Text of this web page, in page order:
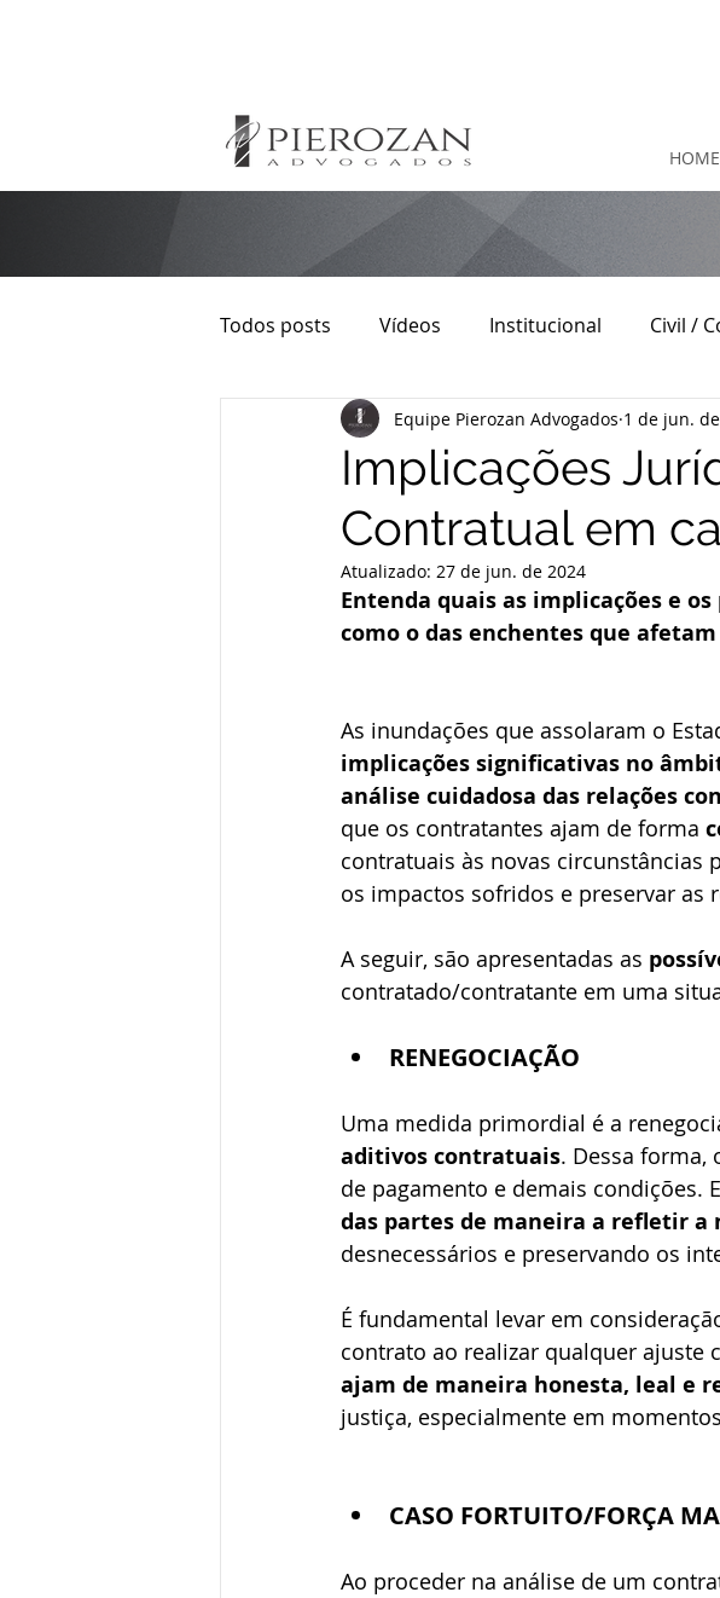
HOME
Todos posts Vídeos Institucional Civil /
Direito Autoral Imobiliário Direito
Implicações
Contratual em
Equipe Pierozan Advogados 1 de jun.
Atualizado: 27 de jun. de 2024
Entenda quais as implicações e
como o das enchentes que
As inundações que assolaram o
implicações significativas no
análise cuidadosa das relações
que os contratantes ajam de forma
contratuais às novas circunstâncias
os impactos sofridos e preservar as
A seguir, são apresentadas as
contratado/contratante em uma
RENEGOCIAÇÃO
Uma medida primordial é a
aditivos contratuais. Dessa forma,
de pagamento e demais condições.
das partes de maneira a refletir a
desnecessários e preservando os
É fundamental levar em
contrato ao realizar qualquer ajuste
ajam de maneira honesta, leal e
justiça, especialmente em
CASO FORTUITO/FORÇA
Ao proceder na análise de um